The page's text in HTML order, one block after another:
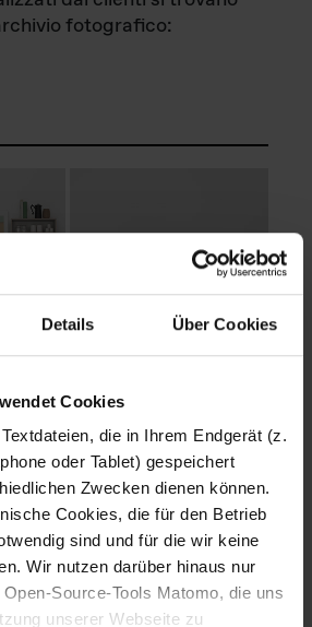
Details Über Cookies
Cookies
die in Ihrem Endgerät (z.
oder Tablet) gespeichert
Zwecken dienen können.
Cookies, die für den Betrieb
sind und für die wir keine
Wir nutzen darüber hinaus nur
Source-Tools Matomo, die uns
unserer Webseite zu
fotografico:
Fotografo: Lorenz
Sternbach
Download